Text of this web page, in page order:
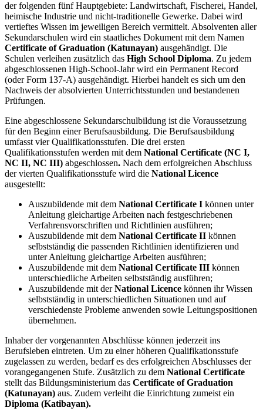
der folgenden fünf Hauptgebiete: Landwirtschaft, Fischerei, Handel,
heimische Industrie und nicht-traditionelle Gewerke. Dabei wird
vertieftes Wissen im jeweiligen Bereich vermittelt. Absolventen aller
Sekundarschulen wird ein staatliches Dokument mit dem Namen
Certificate of Graduation (Katunayan) ausgehändigt. Die
Schulen verleihen zusätzlich das High School Diploma. Zu jedem
abgeschlossenen High-School-Jahr wird ein Permanent Record
(oder Form 137-A) ausgehändigt. Hierbei handelt es sich um den
Nachweis der absolvierten Unterrichtsstunden und bestandenen
Prüfungen.
Eine abgeschlossene Sekundarschulbildung ist die Voraussetzung
für den Beginn einer Berufsausbildung. Die Berufsausbildung
umfasst vier Qualifikationsstufen. Die drei ersten
Qualifikationsstufen werden mit dem National Certificate (NC I,
NC II, NC III) abgeschlossen. Nach dem erfolgreichen Abschluss
der vierten Qualifikationsstufe wird die National Licence
ausgestellt:
Auszubildende mit dem National Certificate I können unter
Anleitung gleichartige Arbeiten nach festgeschriebenen
Verfahrensvorschriften und Richtlinien ausführen;
Auszubildende mit dem National Certificate II können
selbstständig die passenden Richtlinien identifizieren und
unter Anleitung gleichartige Arbeiten ausführen;
Auszubildende mit dem National Certificate III können
unterschiedliche Arbeiten selbstständig ausführen;
Auszubildende mit derNational Licence können ihr Wissen
selbstständig in unterschiedlichen Situationen und auf
verschiedenste Probleme anwenden sowie Leitungspositionen
übernehmen.
Inhaber der vorgenannten Abschlüsse können jederzeit ins
Berufsleben eintreten. Um zu einer höheren Qualifikationsstufe
zugelassen zu werden, bedarf es des erfolgreichen Abschlusses der
vorangegangenen Stufe. Zusätzlich zu dem National Certificate
stellt das Bildungsministerium das Certificate of Graduation
(Katunayan) aus. Zudem verleiht die Einrichtung zumeist ein
Diploma (Katibayan).